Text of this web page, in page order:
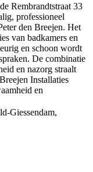
Rembrandtstraat 33
professioneel
den Breejen. Het
van badkamers en
en schoon wordt
De combinatie
en nazorg straalt
Installaties
en
Giessendam,